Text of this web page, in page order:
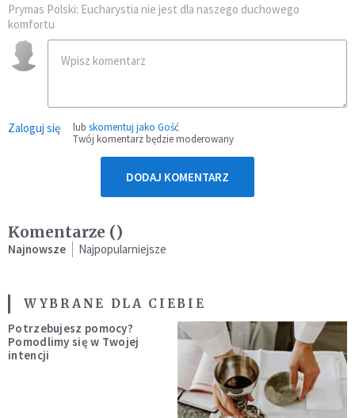
Prymas Polski: Eucharystia nie jest dla naszego duchowego
komfortu
Zaloguj się lub skomentuj jako Gość
Twój komentarz będzie moderowany
DODAJ KOMENTARZ
Komentarze ()
Najnowsze Najpopularniejsze
WYBRANE DLA CIEBIE
Potrzebujesz pomocy?
Pomodlimy się w Twojej
intencji